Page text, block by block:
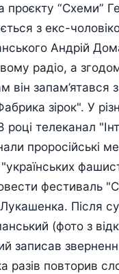
“Схеми”
з екс-
Андрій
радіо, а
він запам’ятався
зірок". У
телеканал
проросійські
фестиваль
Після
(фото з
записав
разів повторив